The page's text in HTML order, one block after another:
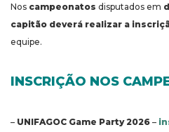
Nos campeonatos disputados em
capitão deverá realizar a
equipe.
INSCRIÇÃO NOS
– UNIFAGOC Game Party 2026 –